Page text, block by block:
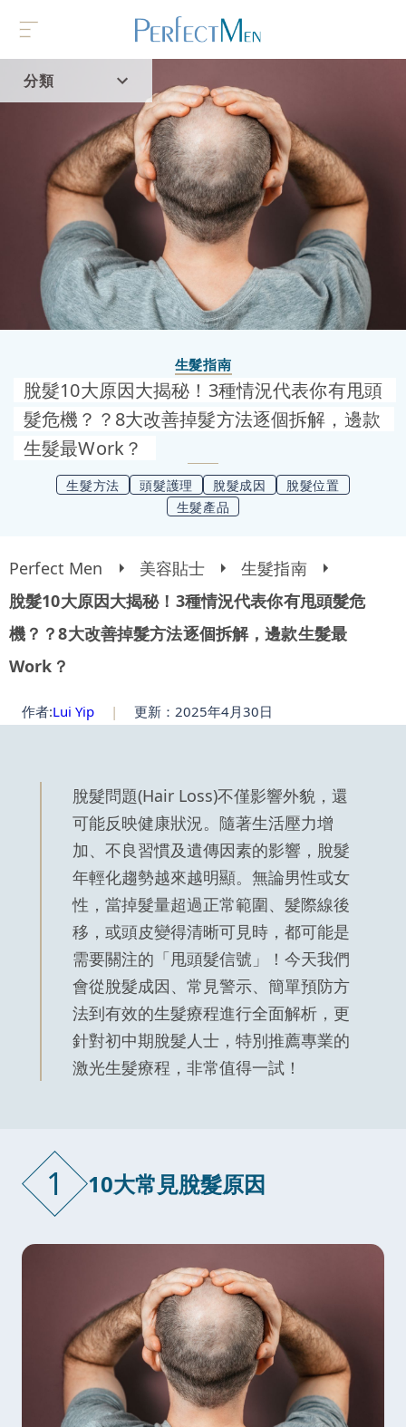
分類
首頁
流行趨勢
生髮指南
脫髮10大原因大揭秘！3種情況代表你有甩頭
髮危機？？8大改善掉髮方法逐個拆解，邊款
生髮最Work？
生髮方法 頭髮護理 脫髮成因
脫髮位置
生髮產品
Perfect Men 美容貼士
生髮指南
脫髮10大原因大揭秘！3種情況代表你有甩頭髮危
機？？8大改善掉髮方法逐個拆解，邊款生髮最
Work？
作者:Lui Yip | 更新：2025年4月30日
脫髮問題(Hair Loss)不僅影響外貌，還
可能反映健康狀況。隨著生活壓力增
加、不良習慣及遺傳因素的影響，脫髮
年輕化趨勢越來越明顯。無論男性或女
性，當掉髮量超過正常範圍、髮際線後
移，或頭皮變得清晰可見時，都可能是
需要關注的「甩頭髮信號」！今天我們
會從脫髮成因、常見警示、簡單預防方
法到有效的生髮療程進行全面解析，更
針對初中期脫髮人士，特別推薦專業的
激光生髮療程，非常值得一試！
1 10大常見脫髮原因